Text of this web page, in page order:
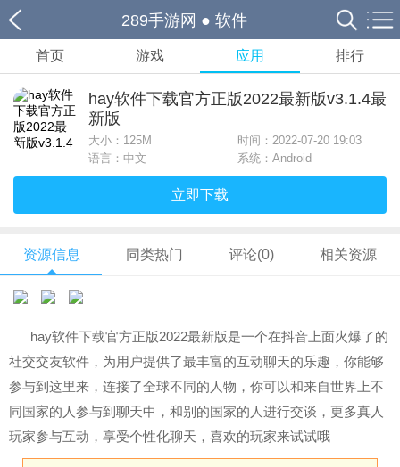
289手游网 ● 软件
首页 游戏 应用 排行
hay软件下载官方正版2022最新版v3.1.4最
新版
大小： 125M
时间：2022-07-20 19:03
语言：中文
系统：Android
立即下载
资源信息 同类热门 评论(0) 相关资源
hay软件下载官方正版2022最新版是一个在抖音上面火爆了的
社交交友软件，为用户提供了最丰富的互动聊天的乐趣，你能够
参与到这里来，连接了全球不同的人物，你可以和来自世界上不
同国家的人参与到聊天中，和别的国家的人进行交谈，更多真人
玩家参与互动，享受个性化聊天，喜欢的玩家来试试哦